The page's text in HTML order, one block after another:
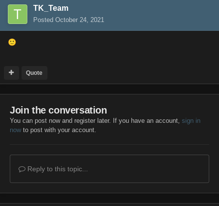
TK_Team
Posted October 24, 2021
🙂
Quote
Join the conversation
You can post now and register later. If you have an account, sign in
nowto post with your account.
Reply to this topic...